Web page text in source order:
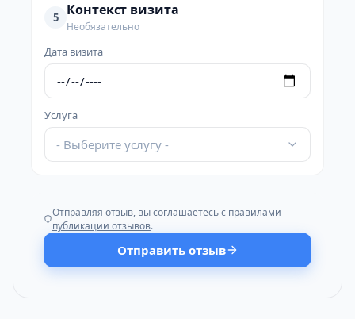
5 Контекст визита
Необязательно
Дата визита
Услуга
- Выберите услугу -
Отправляя отзыв, вы соглашаетесь с правилами
публикации отзывов.
Отправить отзыв